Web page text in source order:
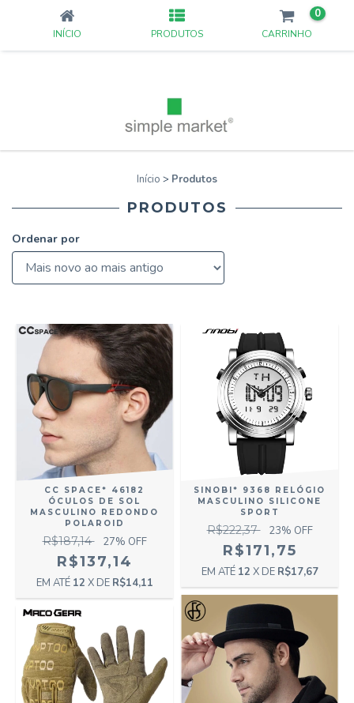
INÍCIO PRODUTOS CARRINHO
0
Início > Produtos
PRODUTOS
Ordenar por
CC SPACE* 46182
ÓCULOS DE SOL
MASCULINO REDONDO
POLAROID
R$187,14 27% OFF
R$137,14
12 X DE R$14,11
SINOBI* 9368 RELÓGIO
MASCULINO SILICONE
SPORT
R$222,37 23% OFF
R$171,75
12 X DE R$17,67